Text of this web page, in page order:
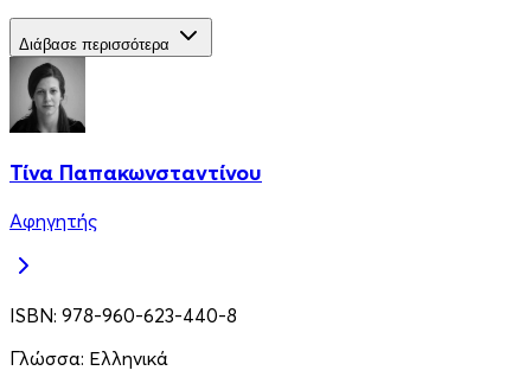
Διάβασε περισσότερα
Τίνα Παπακωνσταντίνου
Αφηγητής
ISBN: 978-960-623-440-8
Γλώσσα: Ελληνικά